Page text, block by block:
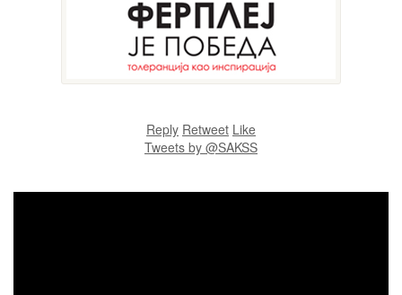
Reply Retweet Like
Tweets by @SAKSS